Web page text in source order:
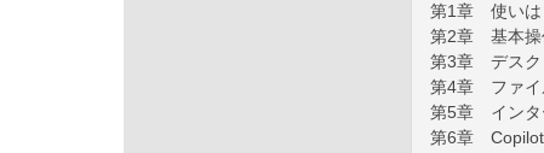
第1章 使いは
第2章 基本操
第3章 デスク
第4章 ファイ
第5章 インタ
第6章 Copilot